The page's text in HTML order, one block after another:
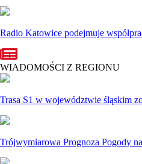
Radio Katowice podejmuje
WIADOMOŚCI Z REGIONU
Trasa S1 w województwie śląskim
Trójwymiarowa Prognoza Pogody